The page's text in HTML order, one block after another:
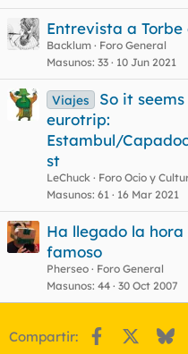
Entrevista a Torbe
Backlum
Foro General
Masunos 33 10 Jun 2021
Viajes
So it
eurotrip:
Estambul/
st
LeChuck
Foro Ocio y
Masunos 61 16 Mar 2021
Ha llegado la
famoso
Pherseo
Foro General
Masunos 44 30 Oct 2007
Compartir: Facebook